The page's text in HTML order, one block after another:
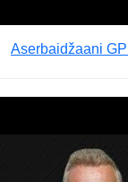
Aserbaidžaani